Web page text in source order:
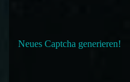
Neues Captcha generieren!